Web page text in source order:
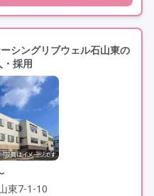
通勤可
駅近
シングリブウェル石山東の
採用
東7-1-10